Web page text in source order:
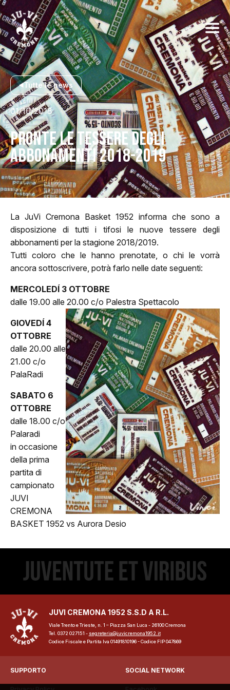
Tutte le news
01/10/2018
PRONTE LE TESSERE DEGLI
ABBONAMENTI 2018-2019
Storia
Squadra 25/26
Organigramma
Safe Guarding
Classifica
Calendario
Diventa Sponsor
Biglietti
Accrediti Stampa
La JuVi Cremona Basket 1952 informa che sono a
disposizione di tutti i tifosi le nuove tessere degli
abbonamenti per la stagione 2018/2019.
Tutti coloro che le hanno prenotate, o chi le vorrà
ancora sottoscrivere, potrà farlo nelle date seguenti:
MERCOLEDÍ 3 OTTOBRE
dalle 19.00 alle 20.00 c/o Palestra Spettacolo
GIOVEDÍ 4
OTTOBRE
dalle 20.00 alle
21.00 c/o
PalaRadi
SABATO 6
OTTOBRE
dalle 18.00 c/o
Palaradi
in occasione
della prima
partita di
campionato
JUVI
CREMONA
BASKET 1952 vs Aurora Desio
JUVI CREMONA 1952 S.S.D A R.L.
Viale Trento e Trieste, n. 1 – Piazza San Luca - 26100 Cremona
Tel. 0372 027151 - segreteria@juvicremona1952.it
Codice Fiscale e Partita Iva 01491810196 - Codice FIP 047869
SUPPORTO SOCIAL NETWORK